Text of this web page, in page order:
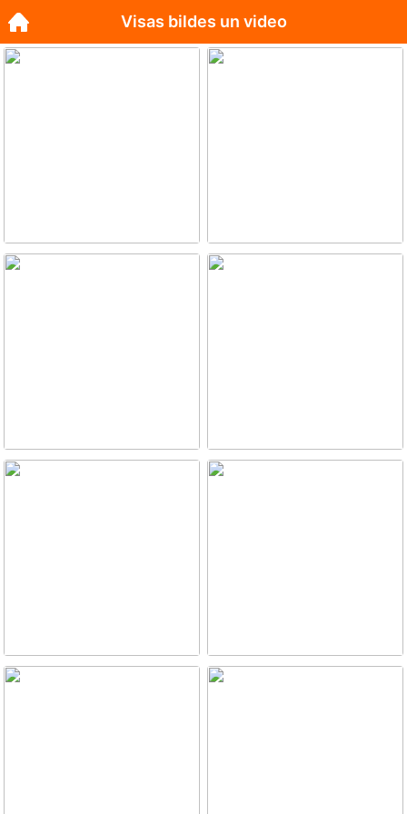
Visas bildes un video